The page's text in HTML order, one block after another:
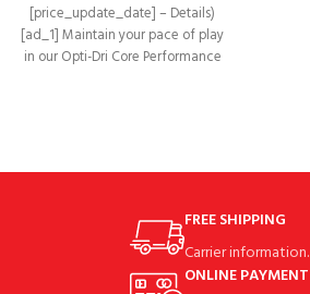
[price_update_date] – Details)
[ad_1] Maintain your pace of play
in our Opti-Dri Core Performance
FREE SHIPPING
Carrier information.
ONLINE PAYMENT